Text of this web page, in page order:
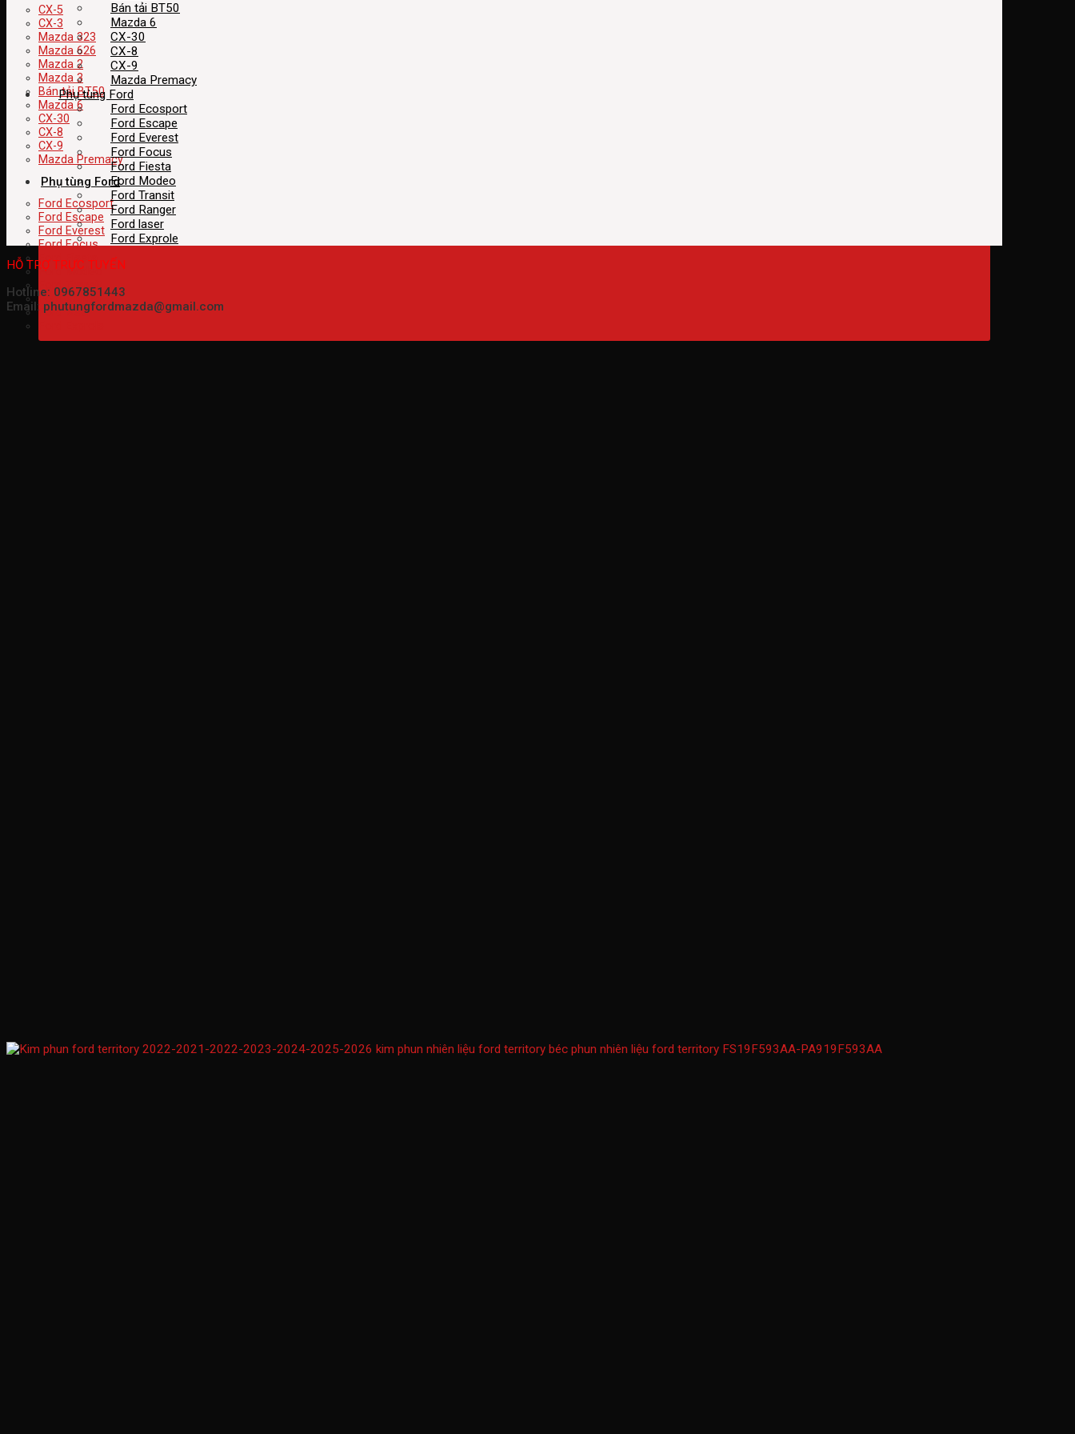
CX-5
CX-3
Mazda 323
Mazda 626
Mazda 2
Mazda 3
Bán tải BT50
Mazda 6
CX-30
CX-8
CX-9
Mazda Premacy
Phụ tùng Ford
Ford Ecosport
Ford Escape
Ford Everest
Ford Focus
Ford Fiesta
Ford Modeo
Ford Transit
Ford Ranger
Ford laser
Bán tải BT50
Mazda 6
CX-30
CX-8
CX-9
Mazda Premacy
Phụ tùng Ford
Ford Ecosport
Ford Escape
Ford Everest
Ford Focus
Ford Fiesta
Ford Modeo
Ford Transit
Ford Ranger
Ford laser
Ford Exprole
HỖ TRỢ TRỰC TUYẾN
Hotline: 0967851443
Email: phutungfordmazda@gmail.com